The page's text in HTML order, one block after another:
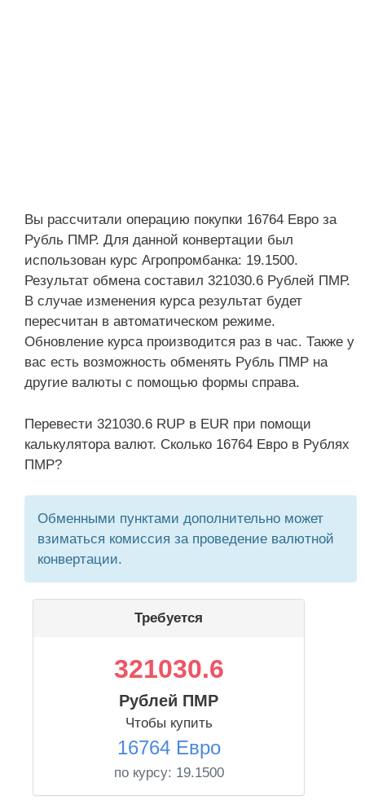
Вы рассчитали операцию покупки 16764 Евро за
Рубль ПМР. Для данной конвертации был
использован курс Агропромбанка: 19.1500.
Результат обмена составил 321030.6 Рублей ПМР.
В случае изменения курса результат будет
пересчитан в автоматическом режиме.
Обновление курса производится раз в час. Также у
вас есть возможность обменять Рубль ПМР на
другие валюты с помощью формы справа.
Перевести 321030.6 RUP в EUR при помощи
калькулятора валют. Сколько 16764 Евро в Рублях
ПМР?
Обменными пунктами дополнительно может
взиматься комиссия за проведение валютной
конвертации.
Требуется
321030.6
Рублей ПМР
Чтобы купить
16764 Евро
по курсу: 19.1500